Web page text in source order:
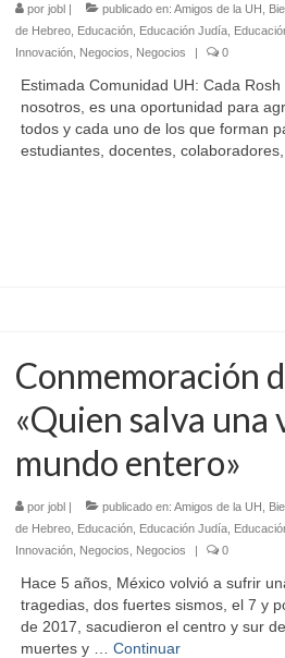
por jobl| publicado en: Amigos de la UH
de Hebreo, Educación, Educación Judía,
Innovación, Negocios Negocios | 0
Estimada Comunidad UH: Cada
nosotros, es una oportunidad para
todos y cada uno de los que forman
estudiantes, docentes,
Conmemoración
«Quien salva una
mundo entero»
por jobl| publicado en: Amigos de la UH
de Hebreo, Educación, Educación Judía,
Innovación, Negocios Negocios | 0
Hace 5 años, México volvió a sufrir
tragedias, dos fuertes sismos, el 7 y
de 2017, sacudieron el centro y sur
muertes y … Continuar